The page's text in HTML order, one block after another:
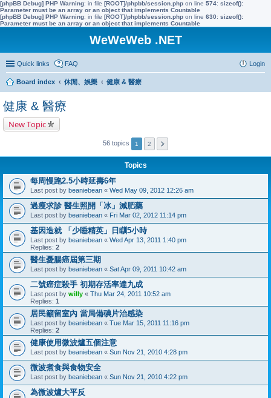
[phpBB Debug] PHP Warning: in file [ROOT]/phpbb/session.php on line 574: sizeof():
Parameter must be an array or an object that implements Countable
[phpBB Debug] PHP Warning: in file [ROOT]/phpbb/session.php on line 630: sizeof():
Parameter must be an array or an object that implements Countable
WeWeWeb .NET
Quick links FAQ Login
Board index 休閒、娛樂 健康 & 醫療
健康 & 醫療
New Topic
56 topics 1 2
Topics
每周慢跑2.5小時延壽6年
Last post by beaniebean « Wed May 09, 2012 12:26 am
過瘦求診 醫生照開「冰」減肥藥
Last post by beaniebean « Fri Mar 02, 2012 11:14 pm
基因造就 「少睡精英」日瞓5小時
Last post by beaniebean « Wed Apr 13, 2011 1:40 pm
Replies: 2
醫生憂腸癌屆第三期
Last post by beaniebean « Sat Apr 09, 2011 10:42 am
二號癌症殺手 初期存活率達九成
Last post by willy « Thu Mar 24, 2011 10:52 am
Replies: 1
居民籲留室內 當局備碘片治感染
Last post by beaniebean « Tue Mar 15, 2011 11:16 pm
Replies: 2
健康使用微波爐五個注意
Last post by beaniebean « Sun Nov 21, 2010 4:28 pm
微波煮食與食物安全
Last post by beaniebean « Sun Nov 21, 2010 4:22 pm
為微波爐大平反